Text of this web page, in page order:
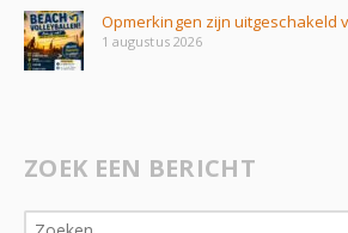
Opmerkingen zijn uitgeschakeld
1 augustus 2026
ZOEK EEN BERICHT